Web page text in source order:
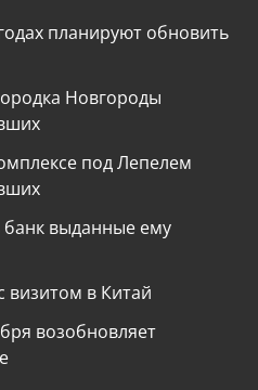
планируют обновить
Новгороды
под Лепелем
выданные ему
визитом в Китай
возобновляет